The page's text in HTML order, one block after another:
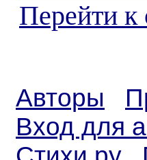
Перейти к
Авторы
Вход для